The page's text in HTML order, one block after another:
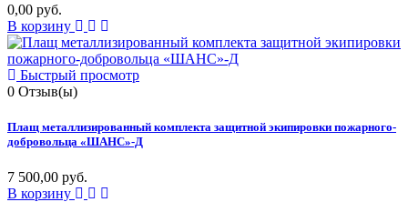
0,00 руб.
В корзину
Быстрый просмотр
0 Отзыв(ы)
Плащ металлизированный комплекта защитной экипировки пожарного-
добровольца «ШАНС»-Д
7 500,00 руб.
В корзину